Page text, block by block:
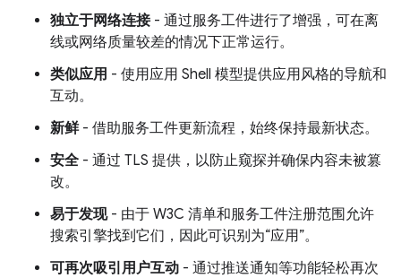
独立于网络连接- 通过服务工件进行了增强，可在离
线或网络质量较差的情况下正常运行。
类似应用 - 使用应用 Shell 模型提供应用风格的导航和
互动。
新鲜- 借助服务工件更新流程，始终保持最新状态。
安全 - 通过 TLS 提供，以防止窥探并确保内容未被篡
改。
易于发现- 由于 W3C 清单和服务工件注册范围允许
搜索引擎找到它们，因此可识别为“应用”。
可再次吸引用户互动 - 通过推送通知等功能轻松再次